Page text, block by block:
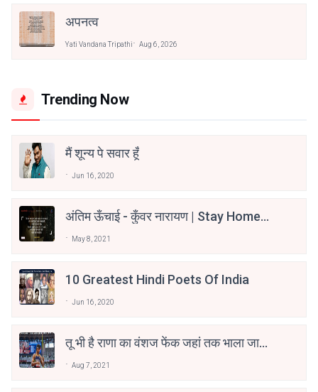
अपनत्व
Yati Vandana Tripathi Aug 6, 2026
Trending Now
मैं शून्य पे सवार हूँ
Jun 16, 2020
अंतिम ऊँचाई - कुँवर नारायण | Stay Home
May 8, 2021
10 Greatest Hindi Poets Of India
Jun 16, 2020
तू भी है राणा का वंशज फेंक जहां तक भाला जाए:
Aug 7, 2021